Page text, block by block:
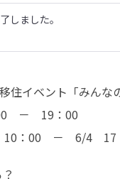
しました。
住イベント「みんな
　－　19：00
：00　－　6/4　17